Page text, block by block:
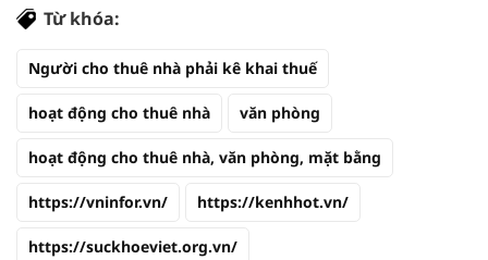
Từ khóa:
Người cho thuê nhà phải kê khai thuế
hoạt động cho thuê nhà văn phòng
hoạt động cho thuê nhà, văn phòng, mặt bằng
https://vninfor.vn/ https://kenhhot.vn/
https://suckhoeviet.org.vn/